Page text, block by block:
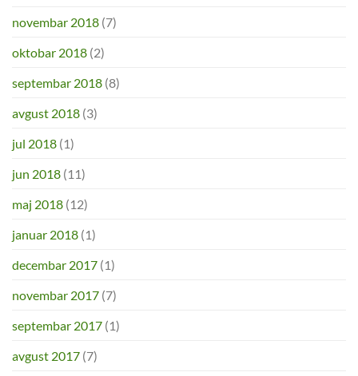
novembar 2018 (7)
oktobar 2018 (2)
septembar 2018 (8)
avgust 2018 (3)
jul 2018 (1)
jun 2018 (11)
maj 2018 (12)
januar 2018 (1)
decembar 2017 (1)
novembar 2017 (7)
septembar 2017 (1)
avgust 2017 (7)